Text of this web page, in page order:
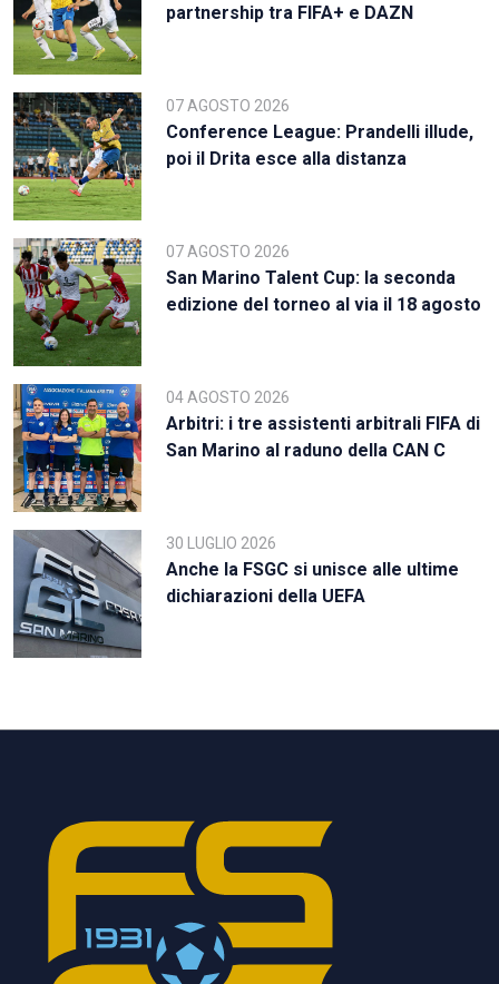
partnership tra FIFA+ e DAZN
07 AGOSTO 2026
Conference League: Prandelli illude,
poi il Drita esce alla distanza
07 AGOSTO 2026
San Marino Talent Cup: la seconda
edizione del torneo al via il 18 agosto
04 AGOSTO 2026
Arbitri: i tre assistenti arbitrali FIFA di
San Marino al raduno della CAN C
30 LUGLIO 2026
Anche la FSGC si unisce alle ultime
dichiarazioni della UEFA